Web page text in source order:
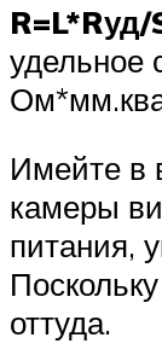
R=L*Rуд/
удельное
Имейте в
камеры
питания,
оттуда.